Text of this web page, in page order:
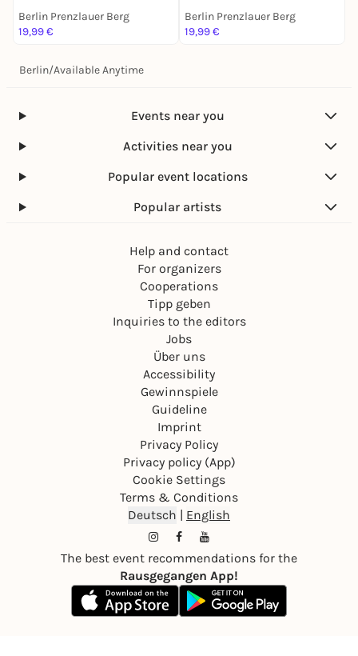
Berlin Prenzlauer Berg
19,99 €
Berlin Prenzlauer Berg
19,99 €
Berlin/Available Anytime
Events near you
Activities near you
Popular event locations
Popular artists
Help and contact
For organizers
Cooperations
Tipp geben
Inquiries to the editors
Jobs
Über uns
Accessibility
Gewinnspiele
Guideline
Imprint
Privacy Policy
Privacy policy (App)
Cookie Settings
Terms & Conditions
Deutsch | English
The best event recommendations for the
Rausgegangen App!